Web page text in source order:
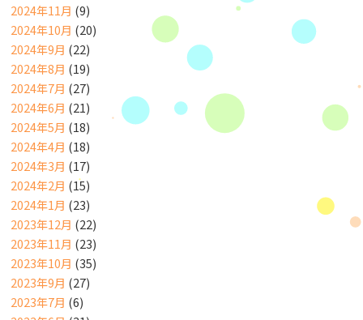
2024年11月 (9)
2024年10月 (20)
2024年9月 (22)
2024年8月 (19)
2024年7月 (27)
2024年6月 (21)
2024年5月 (18)
2024年4月 (18)
2024年3月 (17)
2024年2月 (15)
2024年1月 (23)
2023年12月 (22)
2023年11月 (23)
2023年10月 (35)
2023年9月 (27)
2023年7月 (6)